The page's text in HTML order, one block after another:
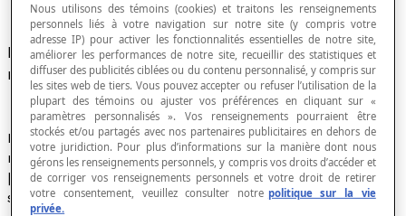
L'arc sécante d'un nombre réelxest un nombre
réel dont lasécanteestx.
L'argumentxde la relation arc sécante est un nombre
réel compris entre [latex]-\infty[/latex] et
[latex]+\infty[/latex]. La relation définie pary= arc
sec(x) n'est pas une fonction.
Nous utilisons des témoins (cookies) et traitons les renseignements
personnels liés à votre navigation sur notre site (y compris votre
adresse IP) pour activer les fonctionnalités essentielles de notre site,
améliorer les performances de notre site, recueillir des statistiques et
diffuser des publicités ciblées ou du contenu personnalisé, y compris sur
les sites web de tiers. Vous pouvez accepter ou refuser l’utilisation de la
plupart des témoins ou ajuster vos préférences en cliquant sur «
paramètres personnalisés ». Vos renseignements pourraient être
stockés et/ou partagés avec nos partenaires publicitaires en dehors de
votre juridiction. Pour plus d’informations sur la manière dont nous
gérons les renseignements personnels, y compris vos droits d’accéder et
de corriger vos renseignements personnels et votre droit de retirer
votre consentement, veuillez consulter notre politique sur la vie
privée.